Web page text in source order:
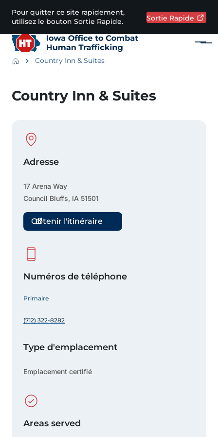
Passer au contenu principal
Pour quitter ce site rapidement,
utilisez le bouton Sortie Rapide.
Sortie Rapide
Menu
BreadcrumbsCountry Inn & Suites
Country Inn & Suites
Physical Location
Adresse
17 Arena Way
Council Bluffs, IA 51501
Obtenir l'itinéraire
Numéros de téléphone
Primaire
(712) 322-8282
Type d'emplacement
Emplacement certifié
Areas served